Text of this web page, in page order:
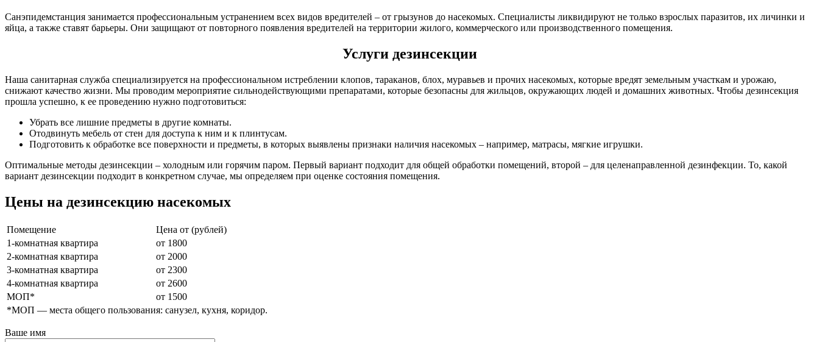
Санэпидемстанция занимается профессиональным устранением всех видов вредителей – от грызунов до насекомых. Специалисты ликвидируют не только взрослых паразитов, их личинки и
яйца, а также ставят барьеры. Они защищают от повторного появления вредителей на территории жилого, коммерческого или производственного помещения.
Услуги дезинсекции
Наша санитарная служба специализируется на профессиональном истреблении клопов, тараканов, блох, муравьев и прочих насекомых, которые вредят земельным участкам и урожаю,
снижают качество жизни. Мы проводим мероприятие сильнодействующими препаратами, которые безопасны для жильцов, окружающих людей и домашних животных. Чтобы дезинсекция
прошла успешно, к ее проведению нужно подготовиться:
Убрать все лишние предметы в другие комнаты.
Отодвинуть мебель от стен для доступа к ним и к плинтусам.
Подготовить к обработке все поверхности и предметы, в которых выявлены признаки наличия насекомых – например, матрасы, мягкие игрушки.
Оптимальные методы дезинсекции – холодным или горячим паром. Первый вариант подходит для общей обработки помещений, второй – для целенаправленной дезинфекции. То, какой
вариант дезинсекции подходит в конкретном случае, мы определяем при оценке состояния помещения.
Цены на дезинсекцию насекомых
Помещение
Цена от (рублей)
1-комнатная квартира
от 1800
2-комнатная квартира
от 2000
3-комнатная квартира
от 2300
4-комнатная квартира
от 2600
МОП*
от 1500
*МОП — места общего пользования: санузел, кухня, коридор.
Ваше имя